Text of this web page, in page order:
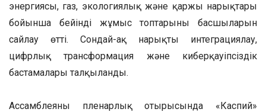
энергиясы, газ, экологиялық және қаржы нарықтары
бойынша бейінді жұмыс топтарының басшыларын
сайлау өтті. Сондай-ақ нарықты интеграциялау,
цифрлық трансформация және киберқауіпсіздік
бастамалары талқыланды.
Ассамблеяның пленарлық отырысында «Каспий»